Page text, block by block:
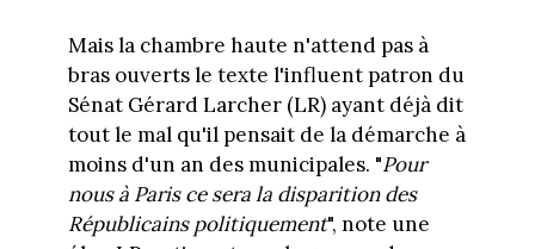
Mais la chambre haute n'attend pas à
bras ouverts le texte l'influent patron du
Sénat Gérard Larcher (LR) ayant déjà dit
tout le mal qu'il pensait de la démarche à
moins d'un an des municipales. "Pour
nous à Paris ce sera la disparition des
Républicains politiquement", note une